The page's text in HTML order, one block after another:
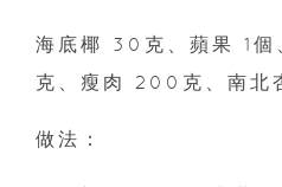
海底椰 30克、蘋果 1個
克、瘦肉 200克、南北
做法：